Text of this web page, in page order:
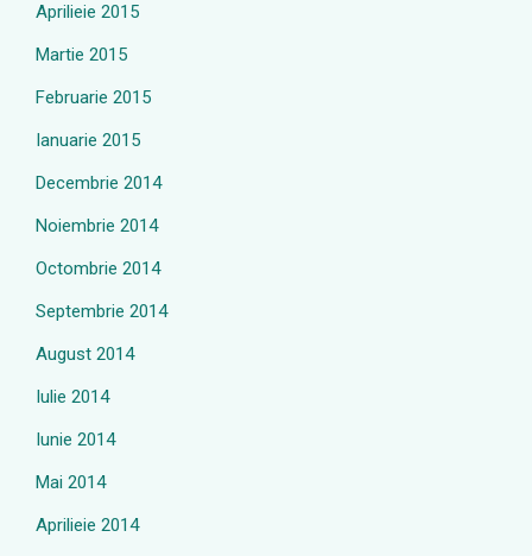
Aprilieie 2015
Martie 2015
Februarie 2015
Ianuarie 2015
Decembrie 2014
Noiembrie 2014
Octombrie 2014
Septembrie 2014
August 2014
Iulie 2014
Iunie 2014
Mai 2014
Aprilieie 2014